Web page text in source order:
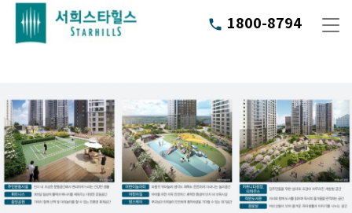
phone 1800-8794